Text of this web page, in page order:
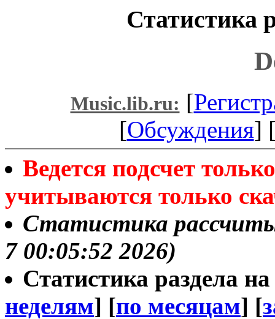
Статистика
Music.lib.ru: [
[Обсуждения]
Ведется подсчет
учитываются только
Статистика
7 00:05:52 2026)
Статистика раздела
неделям] [по месяцам] [